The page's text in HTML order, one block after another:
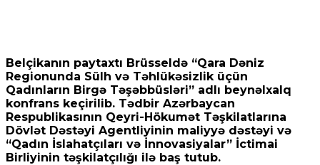
Belçikanın paytaxtı Brüsseldə “Qara Dəniz
Regionunda Sülh və Təhlükəsizlik üçün
Qadınların Birgə Təşəbbüsləri” adlı beynəlxalq
konfrans keçirilib. Tədbir Azərbaycan
Respublikasının Qeyri-Hökumət Təşkilatlarına
Dövlət Dəstəyi Agentliyinin maliyyə dəstəyi və
“Qadın İslahatçıları və İnnovasiyalar” İctimai
Birliyinin təşkilatçılığı ilə baş tutub.